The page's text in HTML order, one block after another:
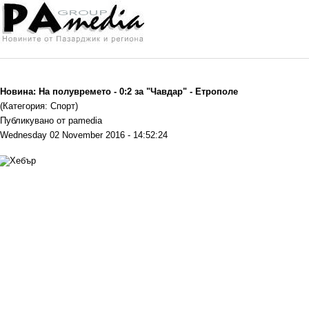
Новина: На полувремето - 0:2 за "Чавдар" - Етрополе
(Категория: Спорт)
Публикувано от pamedia
Wednesday 02 November 2016 - 14:52:24